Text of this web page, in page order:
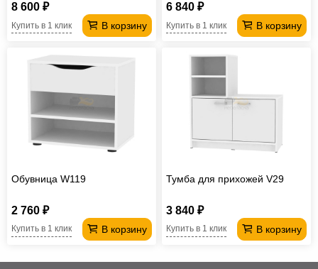
8 600 ₽
В корзину
Купить в 1 клик
6 840 ₽
В корзину
Купить в 1 клик
Обувница W119
2 760 ₽
В корзину
Купить в 1 клик
Тумба для прихожей V29
3 840 ₽
В корзину
Купить в 1 клик